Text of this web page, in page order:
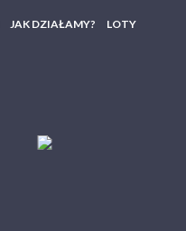
JAK DZIAŁAMY? LOTY